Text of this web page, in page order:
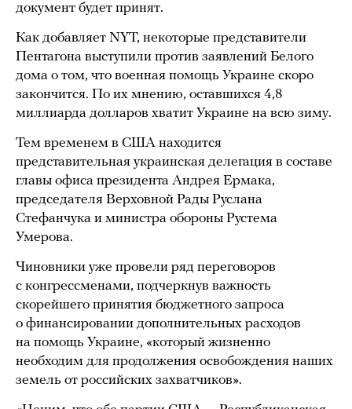
документ будет принят.
Как добавляет NYT, некоторые представители
Пентагона выступили против заявлений Белого
дома о том, что военная помощь Украине скоро
закончится. По их мнению, оставшихся 4,8
миллиарда долларов хватит Украине на всю зиму.
Тем временем в США находится
представительная украинская делегация в составе
главы офиса президента Андрея Ермака,
председателя Верховной Рады Руслана
Стефанчука и министра обороны Рустема
Умерова.
Чиновники уже провели ряд переговоров
с конгрессменами, подчеркнув важность
скорейшего принятия бюджетного запроса
о финансировании дополнительных расходов
на помощь Украине, «который жизненно
необходим для продолжения освобождения наших
земель от российских захватчиков».